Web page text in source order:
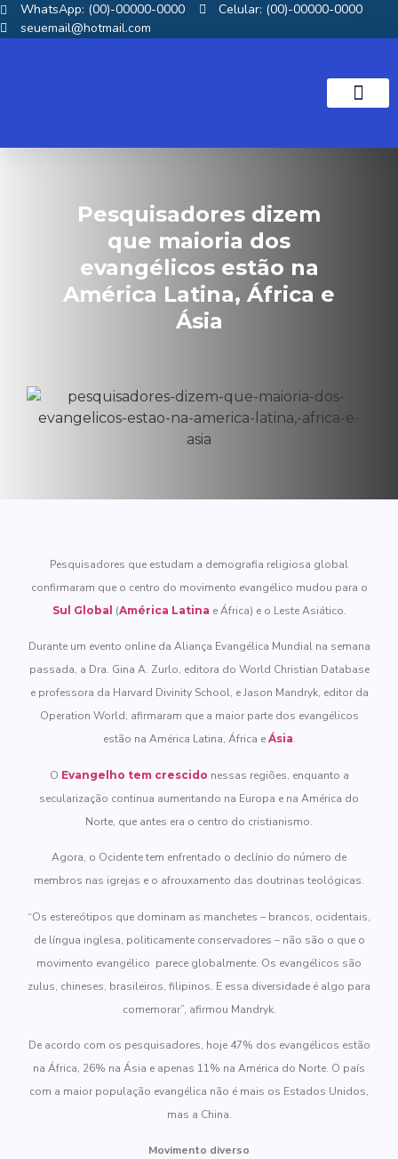
WhatsApp: (00)-00000-0000
Celular: (00)-00000-0000
seuemail@hotmail.com
Pesquisadores dizem
que maioria dos
evangélicos estão na
América Latina, África e
Ásia
Pesquisadores que estudam a demografia religiosa global
confirmaram que o centro do movimento evangélico mudou para o
Sul Global (América Latina e África) e o Leste Asiático.
Durante um evento online da Aliança Evangélica Mundial na semana
passada, a Dra. Gina A. Zurlo, editora do World Christian Database
e professora da Harvard Divinity School, e Jason Mandryk, editor da
Operation World, afirmaram que a maior parte dos evangélicos
estão na América Latina, África e Ásia.
O Evangelho tem crescido nessas regiões, enquanto a
secularização continua aumentando na Europa e na América do
Norte, que antes era o centro do cristianismo.
Agora, o Ocidente tem enfrentado o declínio do número de
membros nas igrejas e o afrouxamento das doutrinas teológicas.
“Os estereótipos que dominam as manchetes – brancos, ocidentais,
de língua inglesa, politicamente conservadores – não são o que o
movimento evangélico parece globalmente. Os evangélicos são
zulus, chineses, brasileiros, filipinos. E essa diversidade é algo para
comemorar”, afirmou Mandryk.
De acordo com os pesquisadores, hoje 47% dos evangélicos estão
na África, 26% na Ásia e apenas 11% na América do Norte. O país
com a maior população evangélica não é mais os Estados Unidos,
mas a China.
Movimento diverso